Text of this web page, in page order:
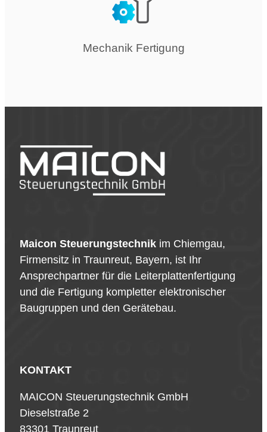
Mechanik Fertigung
Maicon Steuerungstechnik im Chiemgau,
Firmensitz in Traunreut, Bayern, ist Ihr
Ansprechpartner für die Leiterplattenfertigung
und die Fertigung kompletter elektronischer
Baugruppen und den Gerätebau.
KONTAKT
MAICON Steuerungstechnik GmbH
Dieselstraße 2
83301 Traunreut